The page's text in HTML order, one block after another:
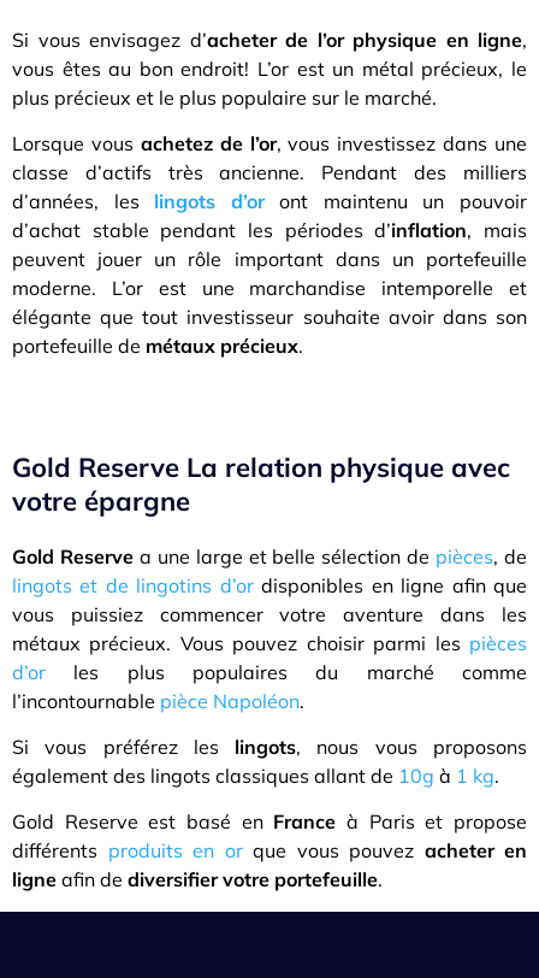
Si vous envisagez d’acheter de l’or physique en ligne,
vous êtes au bon endroit! L’or est un métal précieux, le
plus précieux et le plus populaire sur le marché.
Lorsque vous achetez de l’or, vous investissez dans une
classe d’actifs très ancienne. Pendant des milliers
d’années, les lingots d’oront maintenu un pouvoir
d’achat stable pendant les périodes d’inflation, mais
peuvent jouer un rôle important dans un portefeuille
moderne. L’or est une marchandise intemporelle et
élégante que tout investisseur souhaite avoir dans son
portefeuille de métaux précieux.
Gold Reserve La relation physique avec
votre épargne
Gold Reservea une large et belle sélection de pièces, de
lingots et de lingotins d’ordisponibles en ligne afin que
vous puissiez commencer votre aventure dans les
métaux précieux. Vous pouvez choisir parmi les pièces
d’or les plus populaires du marché comme
l’incontournable pièce Napoléon.
Si vous préférez les lingots, nous vous proposons
également des lingots classiques allant de 10g à 1 kg.
Gold Reserve est basé en France à Paris et propose
différents produits en orque vous pouvez acheter en
ligne afin de diversifier votre portefeuille.